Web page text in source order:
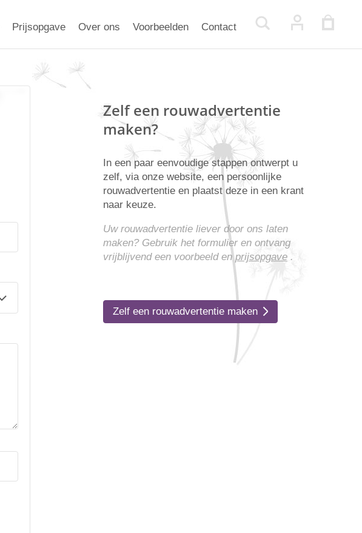
Prijsopgave Over ons Voorbeelden Contact
Zelf een rouwadvertentie
maken?
In een paar eenvoudige stappen ontwerpt u
zelf, via onze website, een persoonlijke
rouwadvertentie en plaatst deze in een krant
naar keuze.
Uw rouwadvertentie liever door ons laten
maken? Gebruik het formulier en ontvang
vrijblijvend een voorbeeld enprijsopgave.
Zelf een rouwadvertentie maken